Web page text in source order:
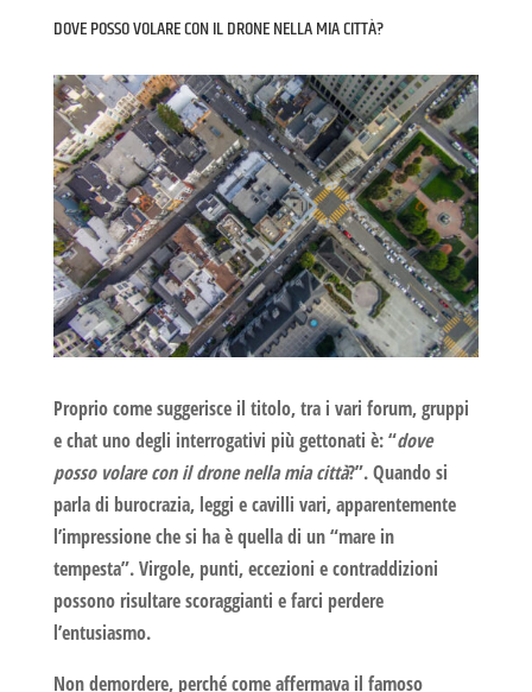
DOVE POSSO VOLARE CON IL DRONE NELLA MIA CITTÀ?
Proprio come suggerisce il titolo, tra i vari forum, gruppi
e chat uno degli interrogativi più gettonati è: “dove
posso volare con il drone nella mia città?”. Quando si
parla di burocrazia, leggi e cavilli vari, apparentemente
l’impressione che si ha è quella di un “mare in
tempesta”. Virgole, punti, eccezioni e contraddizioni
possono risultare scoraggianti e farci perdere
l’entusiasmo.
Non demordere, perché come affermava il famoso